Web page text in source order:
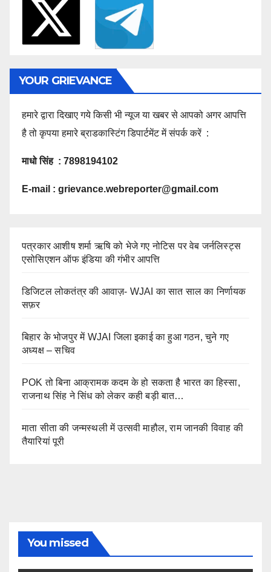
YOUR GRIEVANCE
हमारे द्वारा दिखाए गये किसी भी न्यूज या खबर से आपको अगर आपत्ति
है तो कृपया हमारे ब्राडकास्टिंग डिपार्टमेंट में संपर्क करें :
माधो सिंह : 7898194102
E-mail : grievance.webreporter@gmail.com
पत्रकार आशीष शर्मा ऋषि को भेजे गए नोटिस पर वेब जर्नलिस्ट्स
एसोसिएशन ऑफ इंडिया की गंभीर आपत्ति
डिजिटल लोकतंत्र की आवाज़- WJAI का सात साल का निर्णायक
सफ़र
बिहार के भोजपुर में WJAI जिला इकाई का हुआ गठन, चुने गए
अध्यक्ष – सचिव
POK तो बिना आक्रामक कदम के हो सकता है भारत का हिस्सा,
राजनाथ सिंह ने सिंध को लेकर कही बड़ी बात…
माता सीता की जन्मस्थली में उत्सवी माहौल, राम जानकी विवाह की
तैयारियां पूरी
You missed